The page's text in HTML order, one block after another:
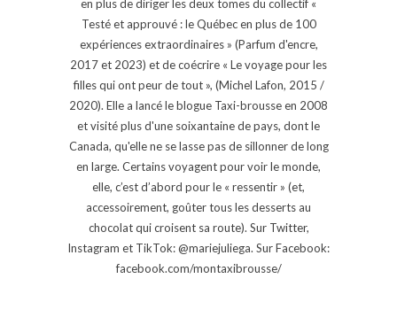
en plus de diriger les deux tomes du collectif «
Testé et approuvé : le Québec en plus de 100
expériences extraordinaires » (Parfum d'encre,
2017 et 2023) et de coécrire « Le voyage pour les
filles qui ont peur de tout », (Michel Lafon, 2015 /
2020). Elle a lancé le blogue Taxi-brousse en 2008
et visité plus d'une soixantaine de pays, dont le
Canada, qu'elle ne se lasse pas de sillonner de long
en large. Certains voyagent pour voir le monde,
elle, c’est d’abord pour le « ressentir » (et,
accessoirement, goûter tous les desserts au
chocolat qui croisent sa route). Sur Twitter,
Instagram et TikTok: @mariejuliega. Sur Facebook:
facebook.com/montaxibrousse/